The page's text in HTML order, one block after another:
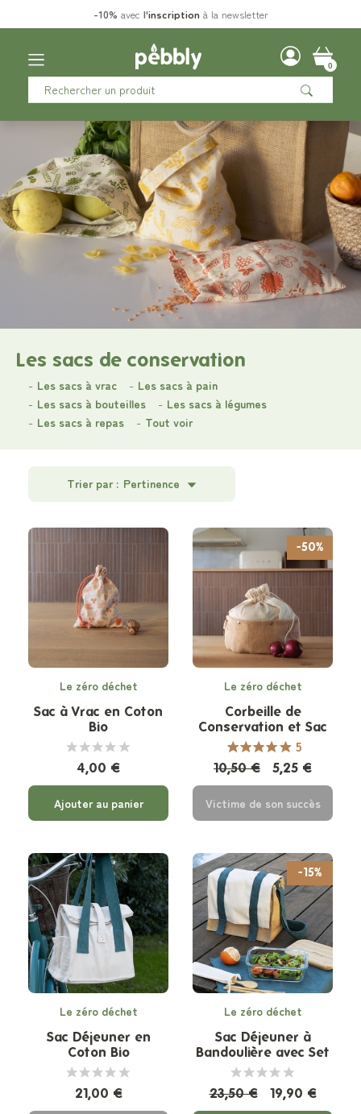
Les sacs de conservation
Les sacs à vrac
Les sacs à pain
Les sacs à bouteilles
Les sacs à légumes
Les sacs à repas
Tout voir
Trier par : Pertinence
Le zéro déchet
Sac à Vrac en Coton
Bio
4,00 €
Ajouter au panier
-50%
Le zéro déchet
Corbeille de
Conservation et Sac
Amovible en Coton
Bio
5
10,50 € 5,25 €
Victime de son succès
Le zéro déchet
Sac Déjeuner en
Coton Bio
21,00 €
-15%
Le zéro déchet
Sac Déjeuner à
Bandoulière avec Set
de Table
23,50 €
19,90 €
-10% avec l'inscription à la newsletter
0